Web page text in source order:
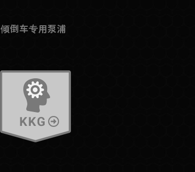
倾倒车专用泵浦